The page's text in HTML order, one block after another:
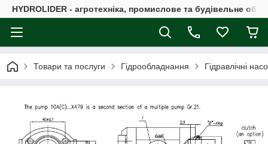
HYDROLIDER - агротехніка, промислове та будівельне
Товари та послуги Гідрообладнання Гідравлічні